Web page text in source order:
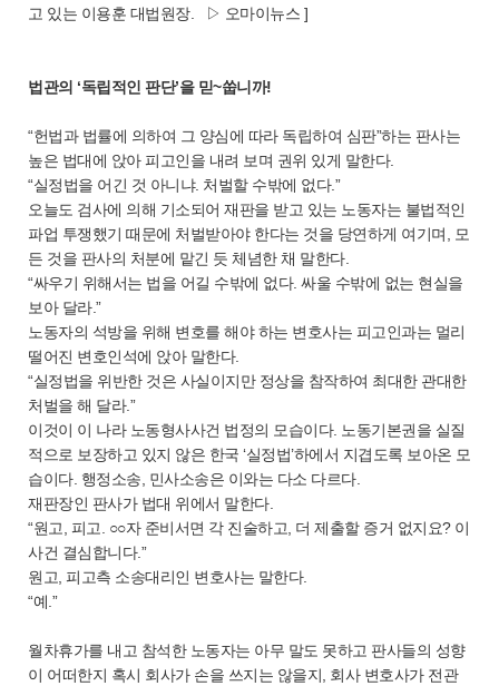
고 있는 이용훈 대법원장. ▷ 오마이뉴스 ]
법관의 ‘독립적인 판단’을 믿~쑵니까!
“헌법과 법률에 의하여 그 양심에 따라 독립하여 심판”하는 판사는
높은 법대에 앉아 피고인을 내려 보며 권위 있게 말한다.
“실정법을 어긴 것 아니냐. 처벌할 수밖에 없다.”
오늘도 검사에 의해 기소되어 재판을 받고 있는 노동자는 불법적인
파업 투쟁했기 때문에 처벌받아야 한다는 것을 당연하게 여기며, 모
든 것을 판사의 처분에 맡긴 듯 체념한 채 말한다.
“싸우기 위해서는 법을 어길 수밖에 없다. 싸울 수밖에 없는 현실을
보아 달라.”
노동자의 석방을 위해 변호를 해야 하는 변호사는 피고인과는 멀리
떨어진 변호인석에 앉아 말한다.
“실정법을 위반한 것은 사실이지만 정상을 참작하여 최대한 관대한
처벌을 해 달라.”
이것이 이 나라 노동형사사건 법정의 모습이다. 노동기본권을 실질
적으로 보장하고 있지 않은 한국 ‘실정법’하에서 지겹도록 보아온 모
습이다. 행정소송, 민사소송은 이와는 다소 다르다.
재판장인 판사가 법대 위에서 말한다.
“원고, 피고. ○○자 준비서면 각 진술하고, 더 제출할 증거 없지요? 이
사건 결심합니다.”
원고, 피고측 소송대리인 변호사는 말한다.
“예.”
월차휴가를 내고 참석한 노동자는 아무 말도 못하고 판사들의 성향
이 어떠한지 혹시 회사가 손을 쓰지는 않을지, 회사 변호사가 전관